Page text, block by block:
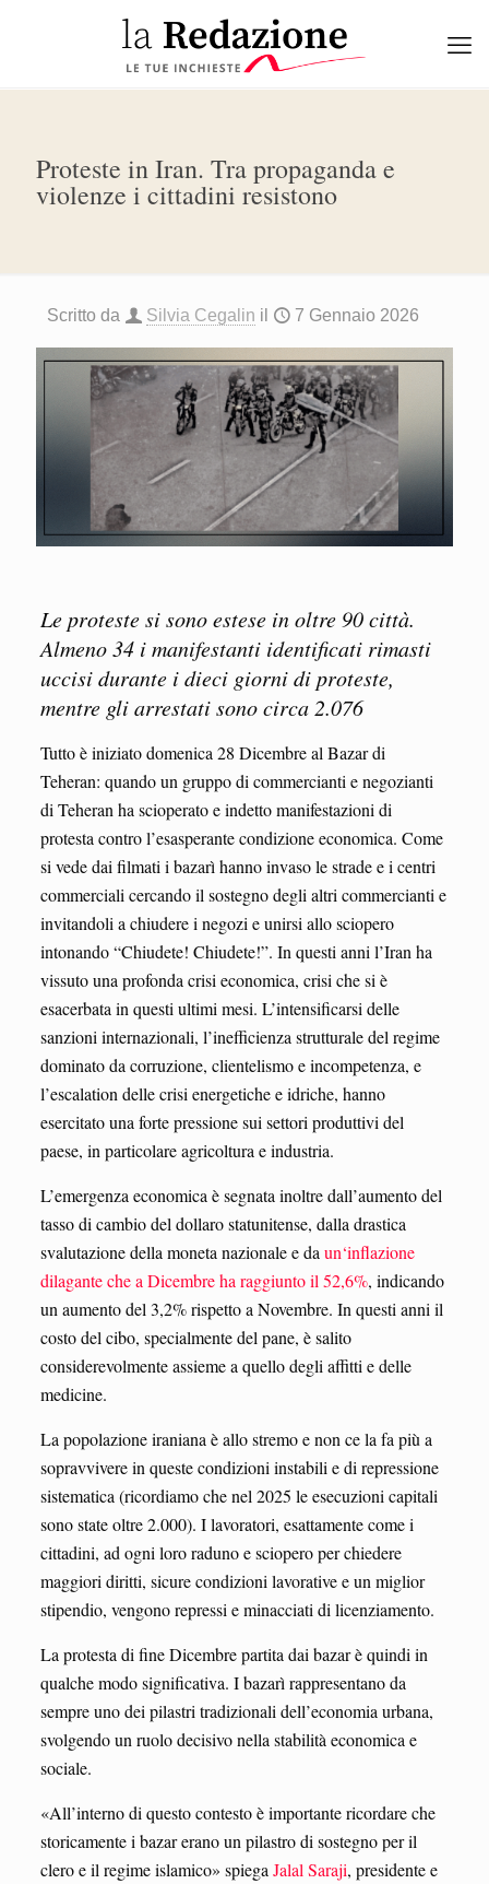
Proteste in Iran. Tra propaganda e
violenze i cittadini resistono
Scritto da Silvia Cegalin il 7 Gennaio 2026
Le proteste si sono estese in oltre 90 città.
Almeno 34 i manifestanti identificati rimasti
uccisi durante i dieci giorni di proteste,
mentre gli arrestati sono circa 2.076
Tutto è iniziato domenica 28 Dicembre al Bazar di
Teheran: quando un gruppo di commercianti e negozianti
di Teheran ha scioperato e indetto manifestazioni di
protesta contro l’esasperante condizione economica. Come
si vede dai filmati i bazarì hanno invaso le strade e i centri
commerciali cercando il sostegno degli altri commercianti e
invitandoli a chiudere i negozi e unirsi allo sciopero
intonando “Chiudete! Chiudete!”. In questi anni l’Iran ha
vissuto una profonda crisi economica, crisi che si è
esacerbata in questi ultimi mesi. L’intensificarsi delle
sanzioni internazionali, l’inefficienza strutturale del regime
dominato da corruzione, clientelismo e incompetenza, e
l’escalation delle crisi energetiche e idriche, hanno
esercitato una forte pressione sui settori produttivi del
paese, in particolare agricoltura e industria.
L’emergenza economica è segnata inoltre dall’aumento del
tasso di cambio del dollaro statunitense, dalla drastica
svalutazione della moneta nazionale e daun‘inflazione
dilagante che a Dicembre ha raggiunto il 52,6%, indicando
un aumento del 3,2% rispetto a Novembre. In questi anni il
costo del cibo, specialmente del pane, è salito
considerevolmente assieme a quello degli affitti e delle
medicine.
La popolazione iraniana è allo stremo e non ce la fa più a
sopravvivere in queste condizioni instabili e di repressione
sistematica (ricordiamo che nel 2025 le esecuzioni capitali
sono state oltre 2.000). I lavoratori, esattamente come i
cittadini, ad ogni loro raduno e sciopero per chiedere
maggiori diritti, sicure condizioni lavorative e un miglior
stipendio, vengono repressi e minacciati di licenziamento.
La protesta di fine Dicembre partita dai bazar è quindi in
qualche modo significativa. I bazarì rappresentano da
sempre uno dei pilastri tradizionali dell’economia urbana,
svolgendo un ruolo decisivo nella stabilità economica e
sociale.
«All’interno di questo contesto è importante ricordare che
storicamente i bazar erano un pilastro di sostegno per il
clero e il regime islamico» spiegaJalal Saraji, presidente e